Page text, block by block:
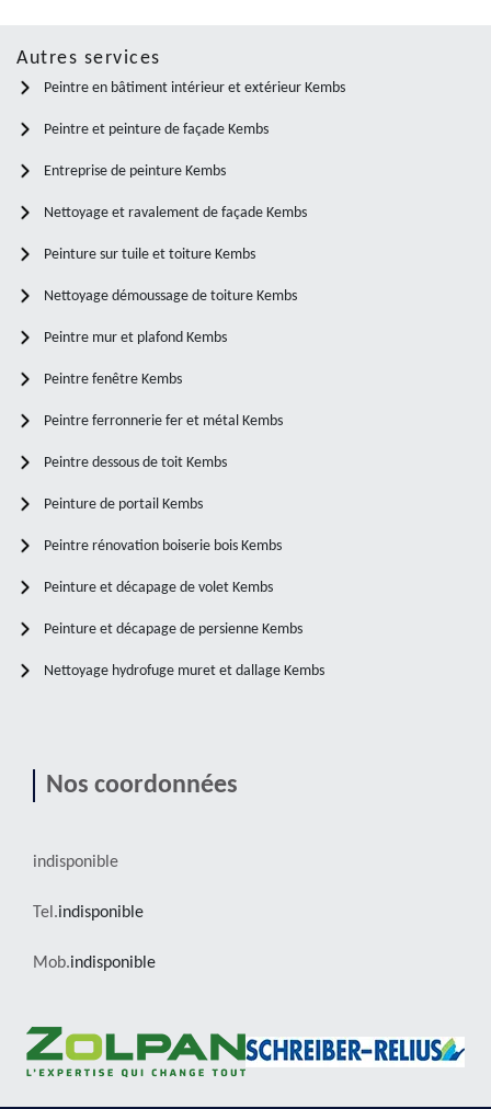
Autres services
Peintre en bâtiment intérieur et extérieur Kembs
Peintre et peinture de façade Kembs
Entreprise de peinture Kembs
Nettoyage et ravalement de façade Kembs
Peinture sur tuile et toiture Kembs
Nettoyage démoussage de toiture Kembs
Peintre mur et plafond Kembs
Peintre fenêtre Kembs
Peintre ferronnerie fer et métal Kembs
Peintre dessous de toit Kembs
Peinture de portail Kembs
Peintre rénovation boiserie bois Kembs
Peinture et décapage de volet Kembs
Peinture et décapage de persienne Kembs
Nettoyage hydrofuge muret et dallage Kembs
Nos coordonnées
indisponible
Tel.indisponible
Mob.indisponible